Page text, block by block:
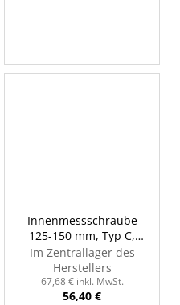
Innenmessschraube
125-150 mm, Typ C,
INSIZE 3229-150
Im Zentrallager des
Herstellers
67,68 € inkl. MwSt.
56,40 €